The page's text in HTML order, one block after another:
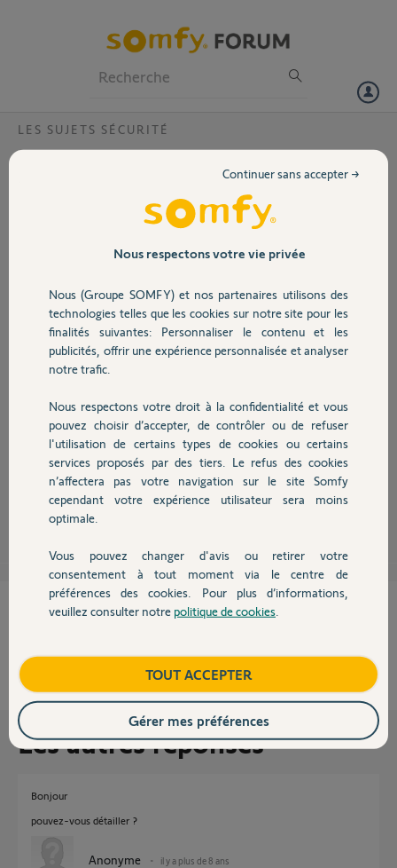
Volet
Sécurité
Domotique
Chauffage
Autres produits
Devis avec un pro
Contact
LES SUJETS SÉCURITÉ
Activation Somfy one avec telecommande
Je n'arrive pas à activé ma somfy one avec les modes total ou partiel
Christophe V.
Participer au fil de discussion
Bonjour
vous pouvez le faire mais en créant un scénario et en utilisant l'une des
touches Partiel 1 ou Partiel 2 comme "lanceur de scénario".
Bonne journée !
Anonyme il y a plus de 8 ans
Cette réponse vous a-t-elle aidé ?
Les autres réponses
Bonjour
pouvez-vous détailler ?
Anonyme il y a plus de 8 ans
Nous respectons votre vie privée
Nous (Groupe SOMFY) et nos partenaires utilisons des
technologies telles que les cookies sur notre site pour les
finalités suivantes: Personnaliser le contenu et les
publicités, offrir une expérience personnalisée et analyser
notre trafic.
Nous respectons votre droit à la confidentialité et vous
pouvez choisir d’accepter, de contrôler ou de refuser
l'utilisation de certains types de cookies ou certains
services proposés par des tiers. Le refus des cookies
n’affectera pas votre navigation sur le site Somfy
cependant votre expérience utilisateur sera moins
optimale.
Vous pouvez changer d'avis ou retirer votre
consentement à tout moment via le centre de
préférences des cookies. Pour plus d’informations,
veuillez consulter notre politique de cookies
Continuer sans accepter →
TOUT ACCEPTER
Gérer mes préférences